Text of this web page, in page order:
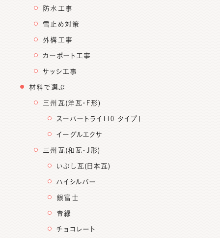
防水工事
雪止め対策
外構工事
カーポート工事
サッシ工事
材料で選ぶ
三州瓦(洋瓦・F形)
スーパートライ110 タイプⅠ
イーグルエクサ
三州瓦(和瓦・J形)
いぶし瓦(日本瓦)
ハイシルバー
銀富士
青緑
チョコレート